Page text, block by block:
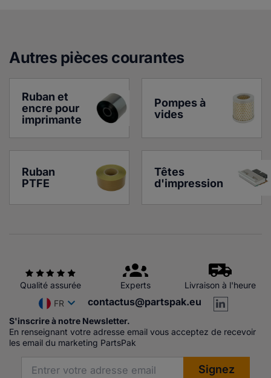
Autres pièces courantes
Ruban et
encre pour
imprimante
Pompes à
vides
Ruban
PTFE
Têtes
d'impression
Qualité assurée Experts
Livraison à l'heure
FR
contactus@partspak.eu
S'inscrire à notre Newsletter.
En renseignant votre adresse email vous acceptez de recevoir
les email du marketing PartsPak